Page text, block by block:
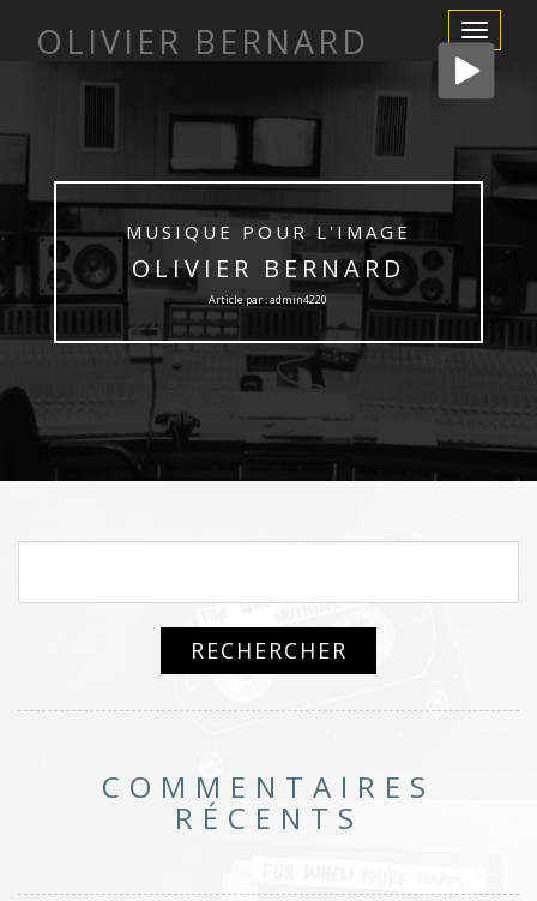
Afficher/
la
navigation
OLIVIER BERNARD
MUSIQUE POUR L'IMAGE
OLIVIER BERNARD
Article par : admin4220
COMMENTAIRES
RÉCENTS